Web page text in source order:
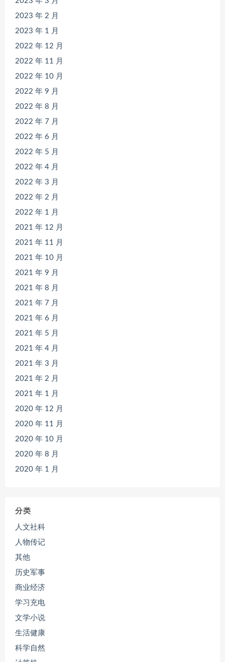
2023 年 2 月
2023 年 1 月
2022 年 12 月
2022 年 11 月
2022 年 10 月
2022 年 9 月
2022 年 8 月
2022 年 7 月
2022 年 6 月
2022 年 5 月
2022 年 4 月
2022 年 3 月
2022 年 2 月
2022 年 1 月
2021 年 12 月
2021 年 11 月
2021 年 10 月
2021 年 9 月
2021 年 8 月
2021 年 7 月
2021 年 6 月
2021 年 5 月
2021 年 4 月
2021 年 3 月
2021 年 2 月
2021 年 1 月
2020 年 12 月
2020 年 11 月
2020 年 10 月
2020 年 8 月
2020 年 1 月
分类
人文社科
人物传记
其他
历史军事
商业经济
学习充电
文学小说
生活健康
科学自然